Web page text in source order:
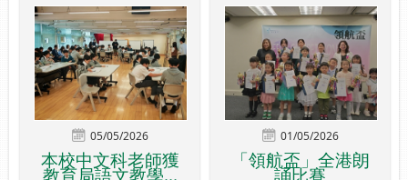
05/05/2026
本校中文科老師獲
01/05/2026
「領航盃」全港朗